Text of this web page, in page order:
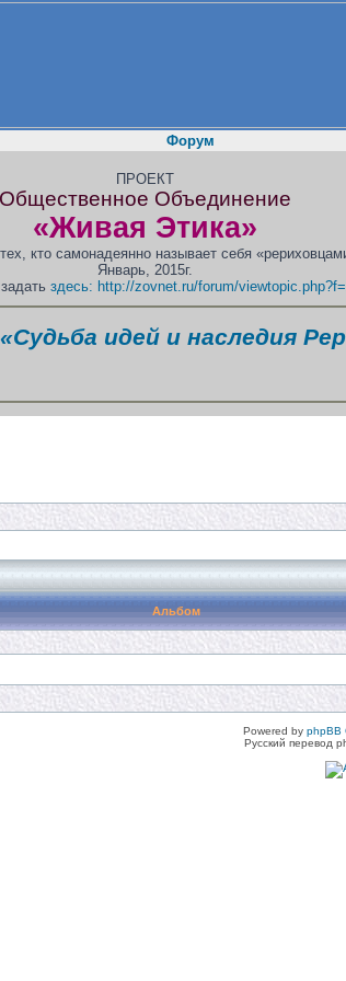
Форум
ПРОЕКТ
Общественное Объединение
«Живая Этика»
кто самонадеянно называет себя
Январь, 2015г.
здесь: http://zovnet.ru/forum/
«Судьба идей и наследия
Альбом
Powered by phpBB
Русский перевод